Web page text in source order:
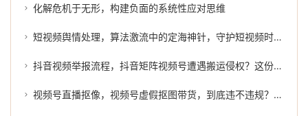
化解危机于无形，构建负面的系统性应对思维
短视频舆情处理，算法激流中的定海神针，守护短视频时代的舆情防线
抖音视频举报流程，抖音矩阵视频号遭遇搬运侵权？这份举报维权指南请收好
视频号直播抠像，视频号虚假抠图带货，到底违不违规？手把手教你如何举报维权